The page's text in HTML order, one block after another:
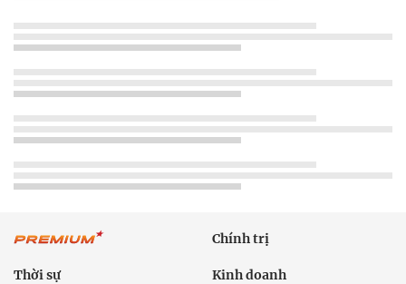
Chính trị
Thời sự Kinh doanh